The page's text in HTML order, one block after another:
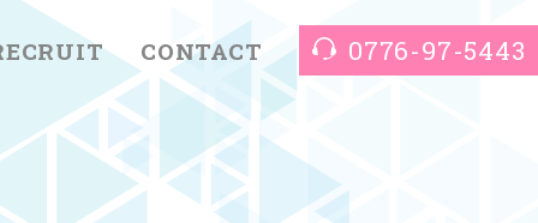
CONTACT 0776-97-5443